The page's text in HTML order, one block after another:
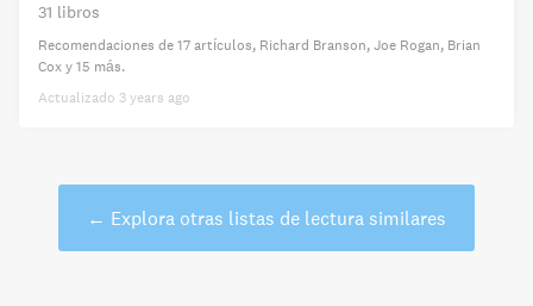
31 libros
Recomendaciones de 17 artículos, Richard Branson, Joe Rogan, Brian
Cox y 15 más.
Actualizado 3 years ago
← Explora otras listas de lectura similares